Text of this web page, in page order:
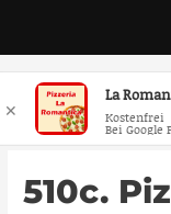
Zum
springen
510c.
✕
La
Kostenfrei
Bei Google